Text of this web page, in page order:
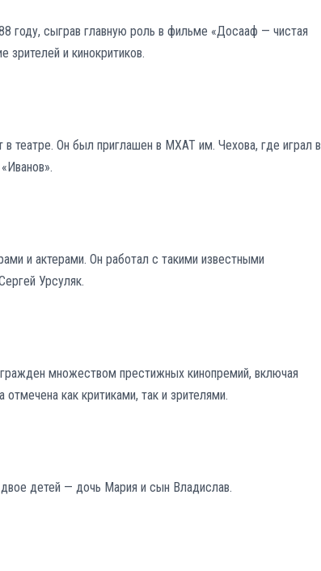
году, сыграв главную роль в фильме «Досааф — чистая
зрителей и кинокритиков.
в театре. Он был приглашен в МХАТ им. Чехова, где играл в
и актерами. Он работал с такими известными
Урсуляк.
множеством престижных кинопремий, включая
отмечена как критиками, так и зрителями.
детей — дочь Мария и сын Владислав.